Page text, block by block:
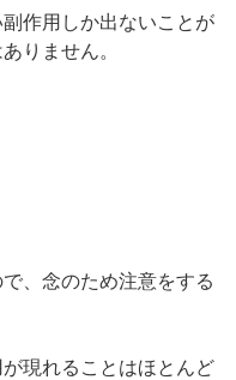
作用しか出ないことが
りません。
、念のため注意をする
が現れることはほとんど